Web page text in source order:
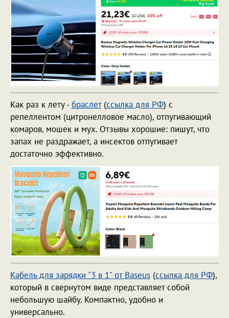
Как раз к лету -браслет(ссылка для РФ) с
репеллентом (цитронелловое масло), отпугивающий
комаров, мошек и мух. Отзывы хорошие: пишут, что
запах не раздражает, а инсектов отпугивает
достаточно эффективно.
Кабель для зарядки "3 в 1" от Baseus (ссылка для РФ),
который в свернутом виде представляет собой
небольшую шайбу. Компактно, удобно и
универсально.